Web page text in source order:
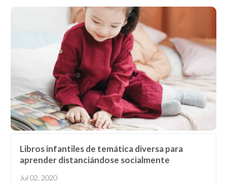
Libros infantiles de temática diversa para
aprender distanciándose socialmente
Jul 02, 2020